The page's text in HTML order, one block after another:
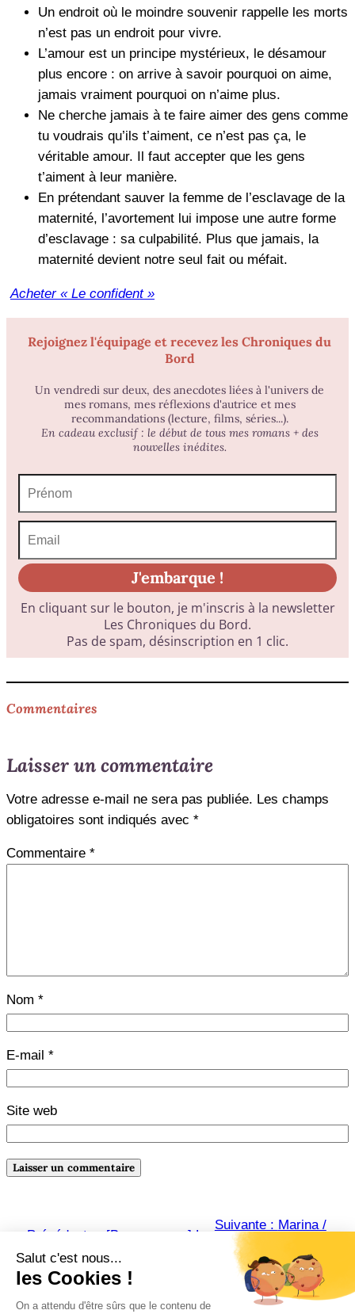
Un endroit où le moindre souvenir rappelle les morts
n’est pas un endroit pour vivre.
L’amour est un principe mystérieux, le désamour
plus encore : on arrive à savoir pourquoi on aime,
jamais vraiment pourquoi on n’aime plus.
Ne cherche jamais à te faire aimer des gens comme
tu voudrais qu’ils t’aiment, ce n’est pas ça, le
véritable amour. Il faut accepter que les gens
t’aiment à leur manière.
En prétendant sauver la femme de l’esclavage de la
maternité, l’avortement lui impose une autre forme
d’esclavage : sa culpabilité. Plus que jamais, la
maternité devient notre seul fait ou méfait.
Acheter « Le confident »
Commentaires
Laisser un commentaire
Votre adresse e-mail ne sera pas publiée. Les champs
obligatoires sont indiqués avec *
Commentaire *
Nom *
E-mail *
Site web
Précédente : [Braconnages] La
délicatesse / David FOENKINOS
Suivante : Marina /
Carlos RUIS ZAFON